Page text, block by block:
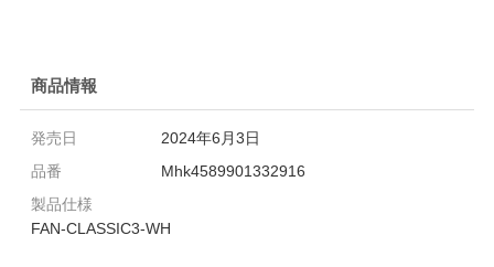
商品情報
発売日
2024年6月3日
品番
Mhk4589901332916
製品仕様
FAN-CLASSIC3-WH